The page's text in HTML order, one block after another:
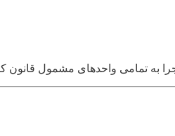
به تمامی واحدهای مشمول قانون